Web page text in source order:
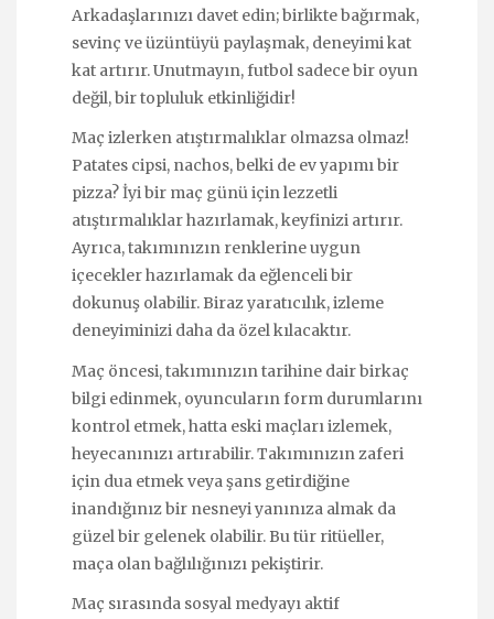
Arkadaşlarınızı davet edin; birlikte bağırmak,
sevinç ve üzüntüyü paylaşmak, deneyimi kat
kat artırır. Unutmayın, futbol sadece bir oyun
değil, bir topluluk etkinliğidir!
Maç izlerken atıştırmalıklar olmazsa olmaz!
Patates cipsi, nachos, belki de ev yapımı bir
pizza? İyi bir maç günü için lezzetli
atıştırmalıklar hazırlamak, keyfinizi artırır.
Ayrıca, takımınızın renklerine uygun
içecekler hazırlamak da eğlenceli bir
dokunuş olabilir. Biraz yaratıcılık, izleme
deneyiminizi daha da özel kılacaktır.
Maç öncesi, takımınızın tarihine dair birkaç
bilgi edinmek, oyuncuların form durumlarını
kontrol etmek, hatta eski maçları izlemek,
heyecanınızı artırabilir. Takımınızın zaferi
için dua etmek veya şans getirdiğine
inandığınız bir nesneyi yanınıza almak da
güzel bir gelenek olabilir. Bu tür ritüeller,
maça olan bağlılığınızı pekiştirir.
Maç sırasında sosyal medyayı aktif